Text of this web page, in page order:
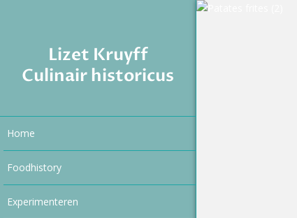
Lizet Kruyff
Culinair historicus
Home
Foodhistory
Experimenteren